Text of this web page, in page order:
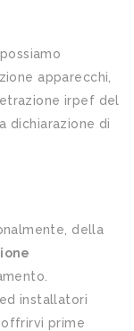
, possiamo
apparecchi,
irpef del
dichiarazione di
della
installatori
prime